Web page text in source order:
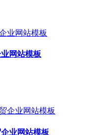
网站模板
业网站模板